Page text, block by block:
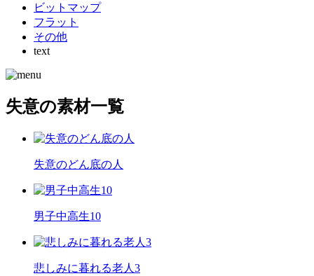
ビットマップ
フラット
その他
text
失意の素材一覧
失意のどん底の人
男子中高生10
悲しみに暮れる老人3